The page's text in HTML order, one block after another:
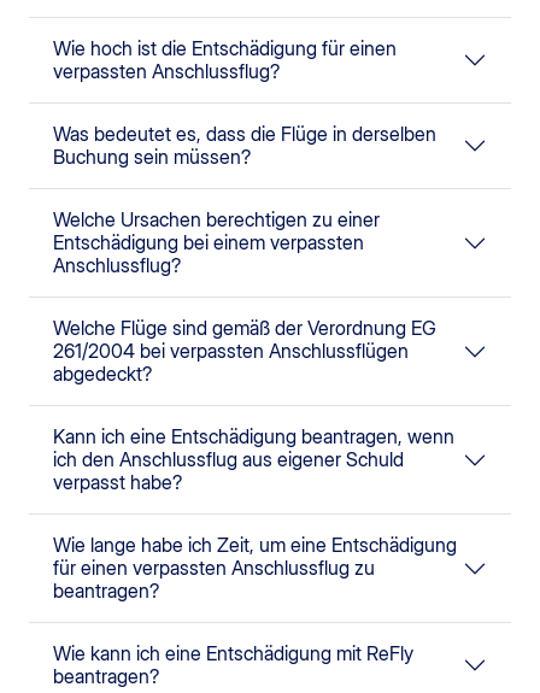
Wie hoch ist die Entschädigung für einen
verpassten Anschlussflug?
Was bedeutet es, dass die Flüge in derselben
Buchung sein müssen?
Welche Ursachen berechtigen zu einer
Entschädigung bei einem verpassten
Anschlussflug?
Welche Flüge sind gemäß der Verordnung EG
261/2004 bei verpassten Anschlussflügen
abgedeckt?
Kann ich eine Entschädigung beantragen, wenn
ich den Anschlussflug aus eigener Schuld
verpasst habe?
Wie lange habe ich Zeit, um eine Entschädigung
für einen verpassten Anschlussflug zu
beantragen?
Wie kann ich eine Entschädigung mit ReFly
beantragen?